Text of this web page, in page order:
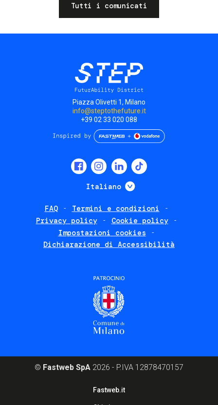
Tutti i comunicati
Piazza Olivetti 1, Milano
info@steptothefuture.it
+39 02 33 020 088
Italiano Mostra ulteriori
FAQ
Termini e condizioni
Privacy policy
Cookie policy
Impostazioni cookies
Dichiarazione di Accessibilità
© Fastweb SpA 2026 - P.IVA 12878470157
Fastweb.it